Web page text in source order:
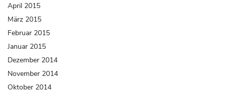
April 2015
März 2015
Februar 2015
Januar 2015
Dezember 2014
November 2014
Oktober 2014